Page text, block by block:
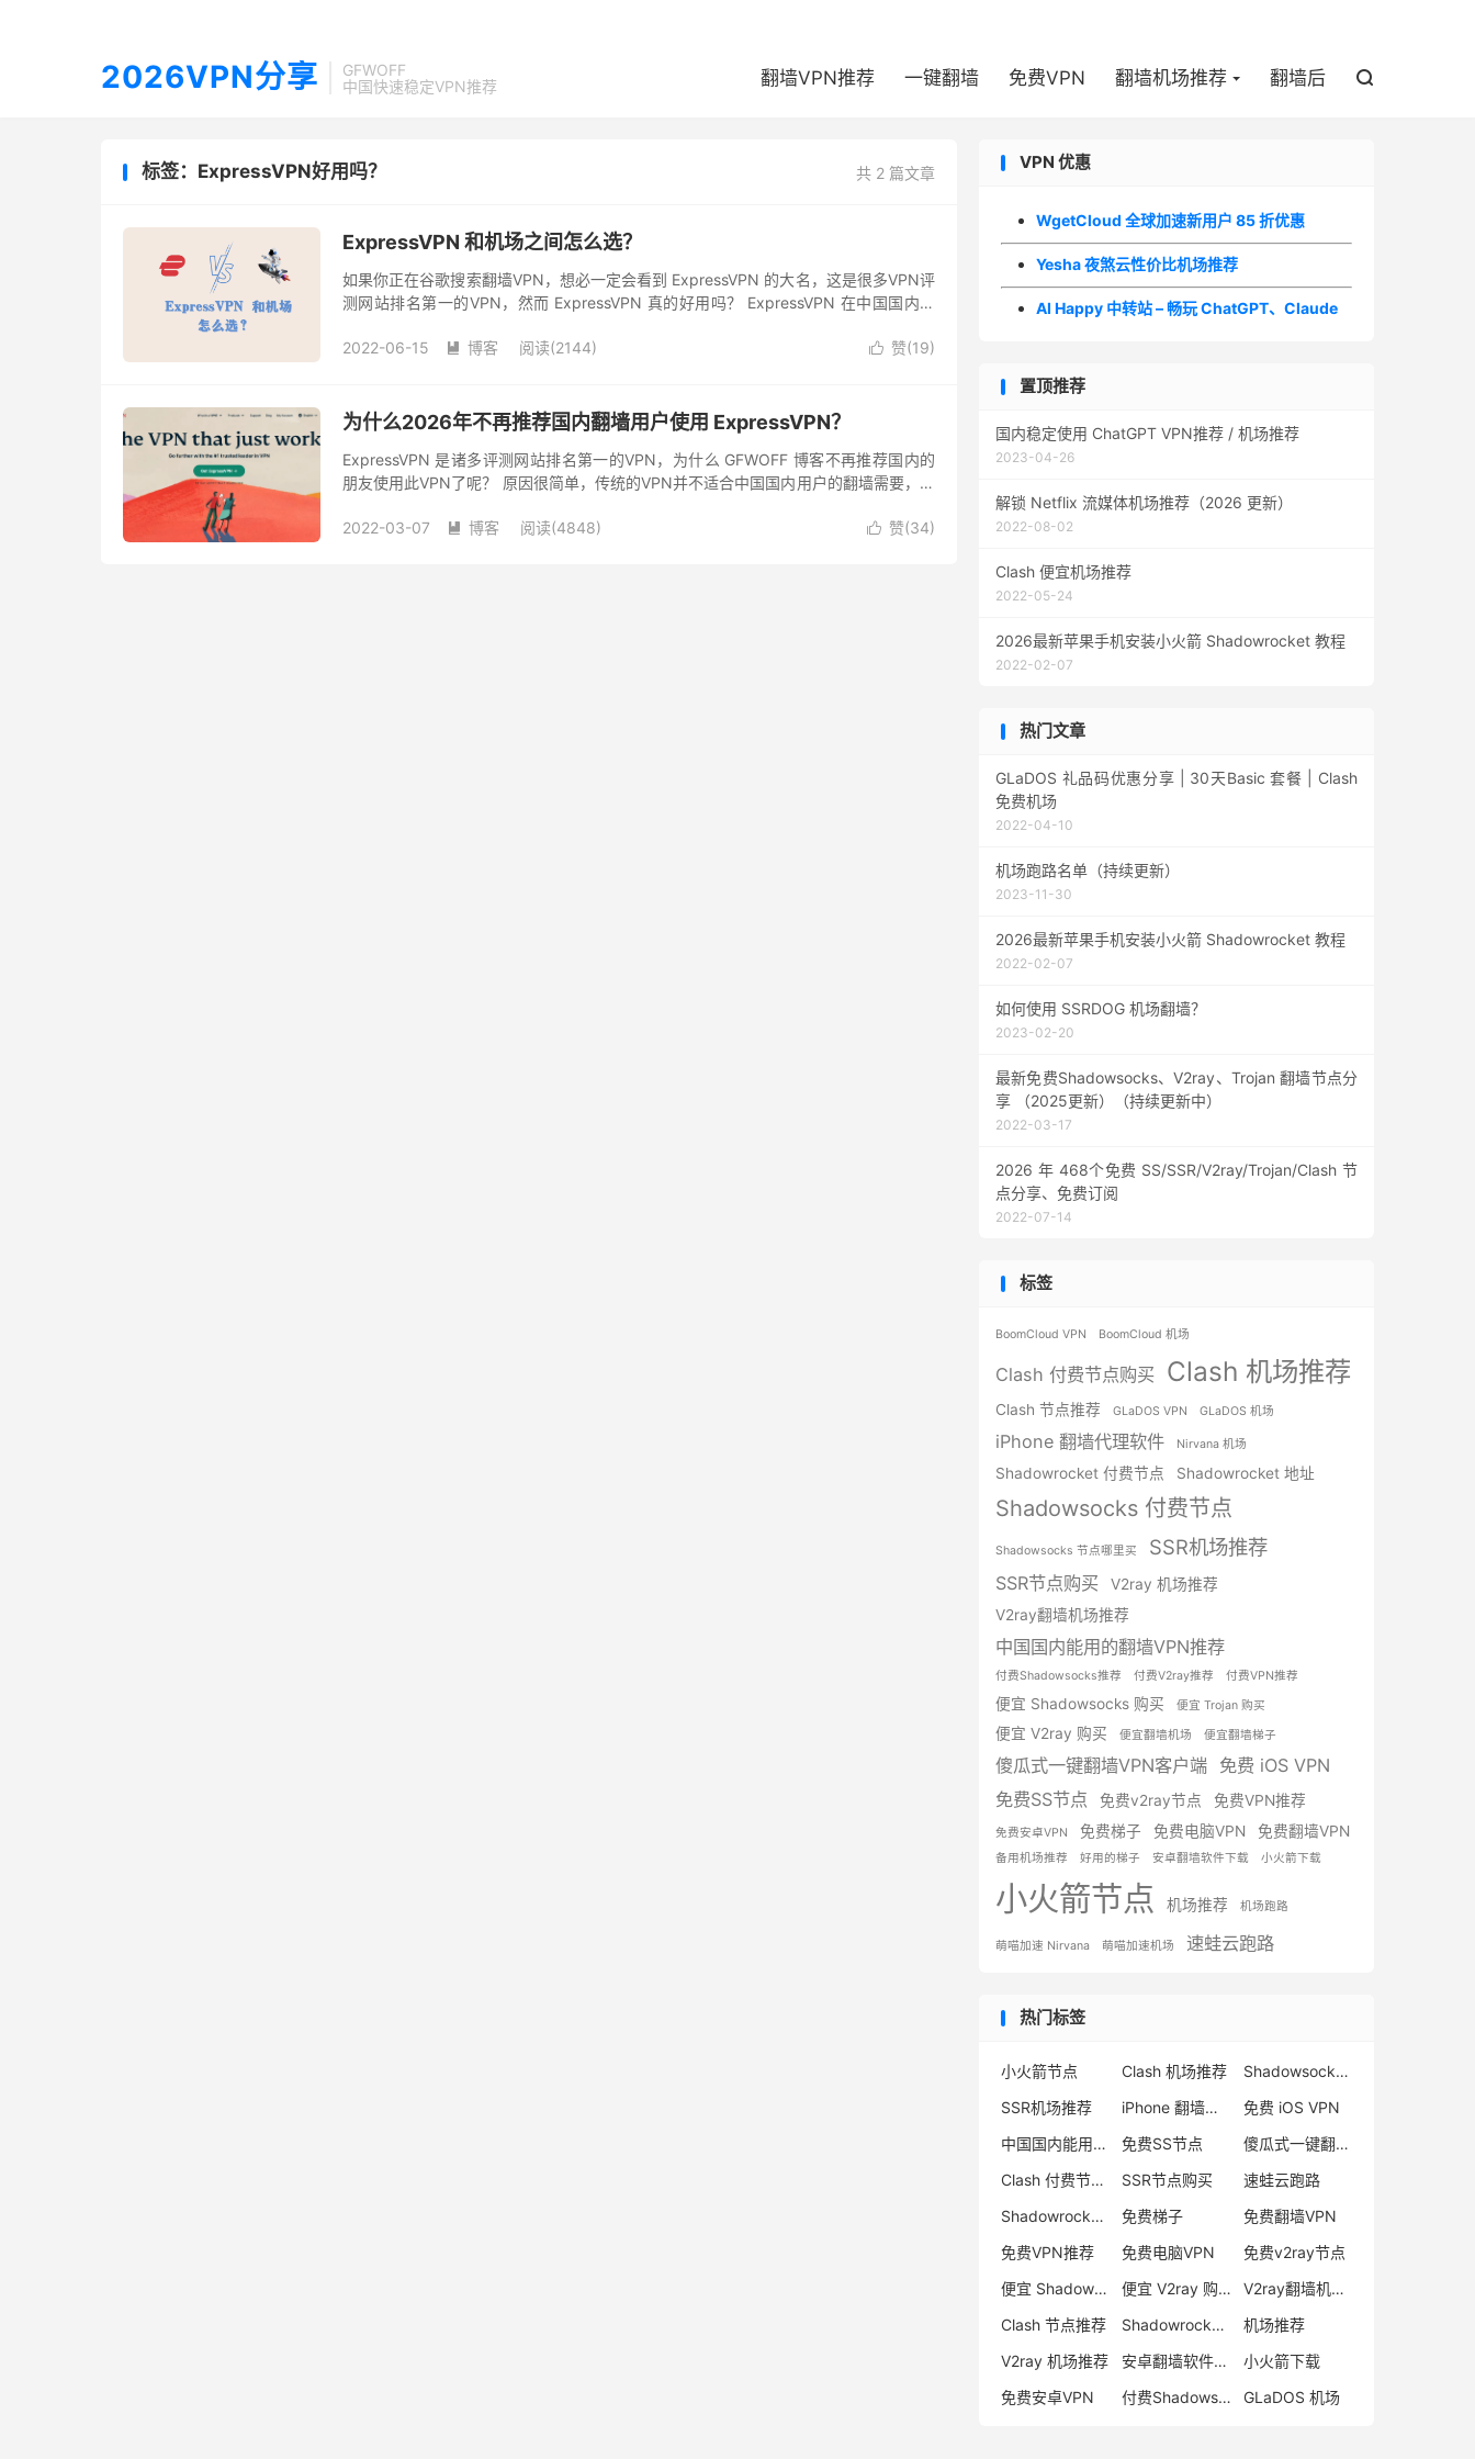
2026VPN分享
GFWOFF
中国快速稳定VPN推荐
翻墙VPN推荐 一键翻墙 免费VPN 翻墙机场推荐 翻墙后 
共 2 篇文章
标签：ExpressVPN好用吗？
ExpressVPN 和机场之间怎么选？
如果你正在谷歌搜索翻墙VPN，想必一定会看到 ExpressVPN 的大名，这是很多VPN评
测网站排名第一的VPN，然而 ExpressVPN 真的好用吗？ ExpressVPN 在中国国内能
 赞(19)
2022-06-15  博客 阅读(2144)
为什么2026年不再推荐国内翻墙用户使用 ExpressVPN？
ExpressVPN 是诸多评测网站排名第一的VPN，为什么 GFWOFF 博客不再推荐国内的
朋友使用此VPN了呢？ 原因很简单，传统的VPN并不适合中国国内用户的翻墙需要，不
 赞(34)
2022-03-07  博客 阅读(4848)
VPN 优惠
WgetCloud 全球加速新用户 85 折优惠
Yesha 夜煞云性价比机场推荐
AI Happy 中转站 – 畅玩 ChatGPT、Claude
置顶推荐
国内稳定使用 ChatGPT VPN推荐 / 机场推荐
2023-04-26
解锁 Netflix 流媒体机场推荐（2026 更新）
2022-08-02
Clash 便宜机场推荐
2022-05-24
2026最新苹果手机安装小火箭 Shadowrocket 教程
2022-02-07
热门文章
GLaDOS 礼品码优惠分享 | 30天Basic 套餐 | Clash
免费机场
2022-04-10
机场跑路名单（持续更新）
2023-11-30
2026最新苹果手机安装小火箭 Shadowrocket 教程
2022-02-07
如何使用 SSRDOG 机场翻墙？
2023-02-20
最新免费Shadowsocks、V2ray、Trojan 翻墙节点分
享 （2025更新）（持续更新中）
2022-03-17
2026 年 468个免费 SS/SSR/V2ray/Trojan/Clash 节
点分享、免费订阅
2022-07-14
标签
BoomCloud VPN BoomCloud 机场
Clash 付费节点购买 Clash 机场推荐
Clash 节点推荐 GLaDOS VPN GLaDOS 机场
iPhone 翻墙代理软件 Nirvana 机场
Shadowrocket 付费节点 Shadowrocket 地址
Shadowsocks 付费节点
Shadowsocks 节点哪里买 SSR机场推荐
SSR节点购买
V2ray 机场推荐
V2ray翻墙机场推荐
中国国内能用的翻墙VPN推荐
付费Shadowsocks推荐 付费V2ray推荐 付费VPN推荐
便宜 Shadowsocks 购买 便宜 Trojan 购买
便宜 V2ray 购买 便宜翻墙机场 便宜翻墙梯子
傻瓜式一键翻墙VPN客户端 免费 iOS VPN
免费SS节点
免费v2ray节点 免费VPN推荐
免费安卓VPN 免费梯子 免费电脑VPN 免费翻墙VPN
备用机场推荐 好用的梯子 安卓翻墙软件下载 小火箭下载
小火箭节点 机场推荐 机场跑路
萌喵加速 Nirvana 萌喵加速机场 速蛙云跑路
热门标签
小火箭节点 Clash 机场推荐
Shadowsocks 付费节点
SSR机场推荐
iPhone 翻墙代理软件
免费 iOS VPN
中国国内能用的翻墙VPN推荐
免费SS节点
傻瓜式一键翻墙VPN客户端
Clash 付费节点购买
SSR节点购买
速蛙云跑路
Shadowrocket 地址
免费梯子
免费翻墙VPN
免费VPN推荐
免费电脑VPN
免费v2ray节点
便宜 Shadowsocks 购买
便宜 V2ray 购买
V2ray翻墙机场推荐
Clash 节点推荐
Shadowrocket 付费节点
机场推荐
V2ray 机场推荐
安卓翻墙软件下载
小火箭下载
免费安卓VPN
付费Shadowsocks推荐 GLaDOS 机场